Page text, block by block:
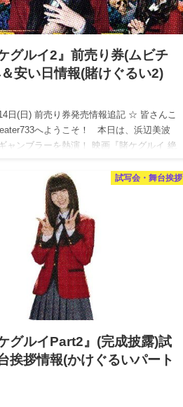
グルイ2』前売り券(ムビチ
安い日情報(賭けぐるい2)
日(日) 前売り券発売情報追記 ☆ 皆さんこ
へようこそ！ 本日は、浜辺美波
ャンブラーを熱演！ 映画『賭ケグルイ 絶
試写会・舞台挨拶
グルイPart2』(完成披露)試
挨拶情報(かけぐるいパート